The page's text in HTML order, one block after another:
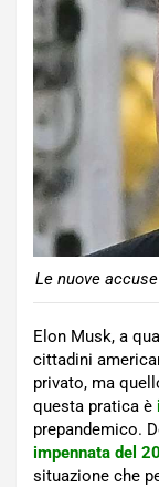
Le nuove
Elon Musk, a
cittadini
privato, ma
questa pratica è
prepandemico.
impennata del
situazione che